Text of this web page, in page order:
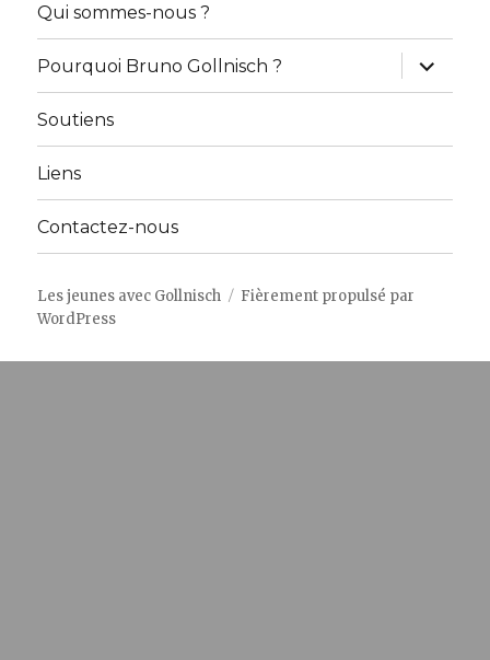
Qui sommes-nous ?
Pourquoi Bruno Gollnisch ?
ouvrir
le
sous-
Soutiens
Liens
Contactez-nous
Les jeunes avec Gollnisch
Fièrement propulsé par
WordPress